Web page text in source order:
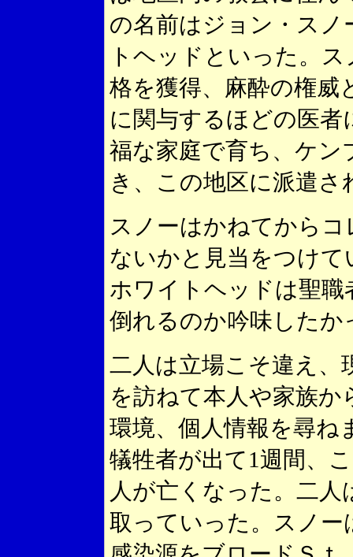
の名前はジョン・スノ
トヘッドといった。
格を獲得、麻酔の権威
に関与するほどの医
福な家庭で育ち、ケン
き、この地区に派遣さ
スノーはかねてから
ないかと見当をつけ
ホワイトヘッドは聖
倒れるのか吟味したか
二人は立場こそ違え、
を訪ねて本人や家族
環境、個人情報を尋ね
犠牲者が出て1週間、
人が亡くなった。二
取っていった。スノー